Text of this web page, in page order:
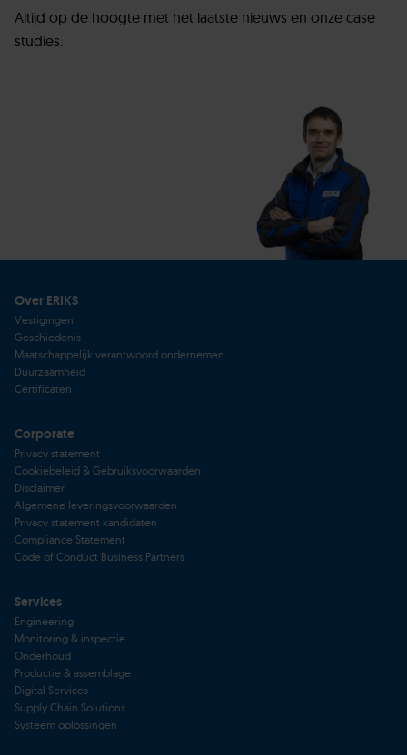
Altijd op de hoogte met het laatste nieuws en onze case
studies.
Over ERIKS
Vestigingen
Geschiedenis
Maatschappelijk verantwoord ondernemen
Duurzaamheid
Certificaten
Corporate
Privacy statement
Cookiebeleid & Gebruiksvoorwaarden
Disclaimer
Algemene leveringsvoorwaarden
Privacy statement kandidaten
Compliance Statement
Code of Conduct Business Partners
Services
Engineering
Monitoring & inspectie
Onderhoud
Productie & assemblage
Digital Services
Supply Chain Solutions
Systeem oplossingen